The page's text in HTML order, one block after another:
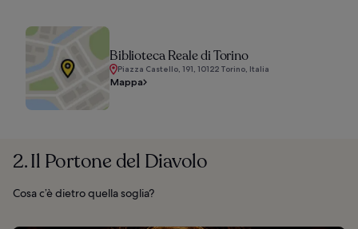
Biblioteca Reale di Torino
Piazza Castello, 191, 10122 Torino, Italia
Mappa
2. Il Portone del Diavolo
Cosa c’è dietro quella soglia?